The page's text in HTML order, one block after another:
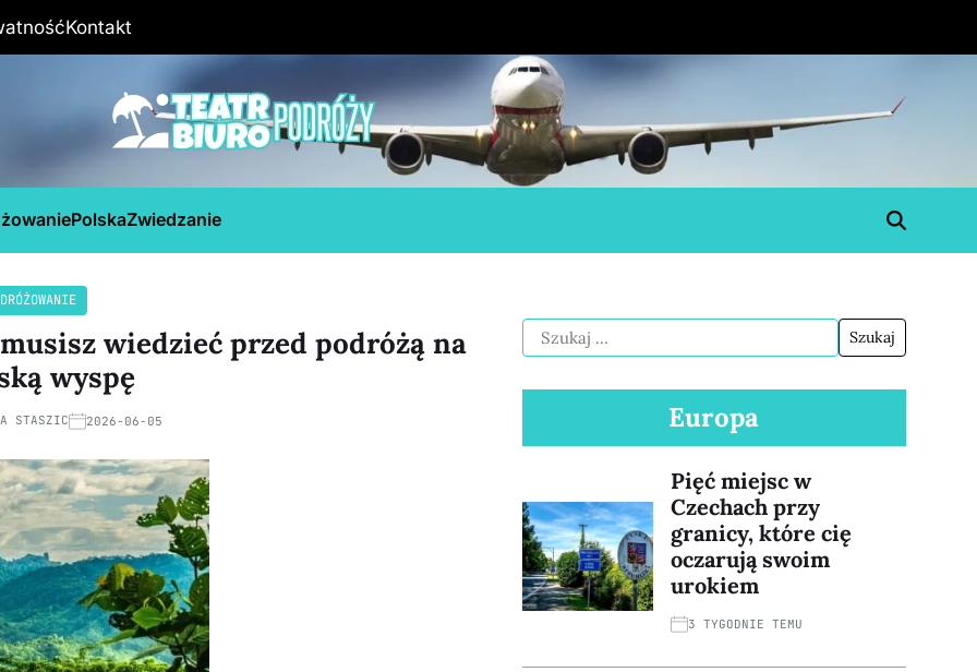
Kontakt
PolskaZwiedzanie
wiedzieć przed podróżą na
wyspę
STASZIC 2026-06-05 Europa
Pięć miejsc w
Czechach przy
granicy, które cię
oczarują swoim
urokiem
3 TYGODNIE TEMU